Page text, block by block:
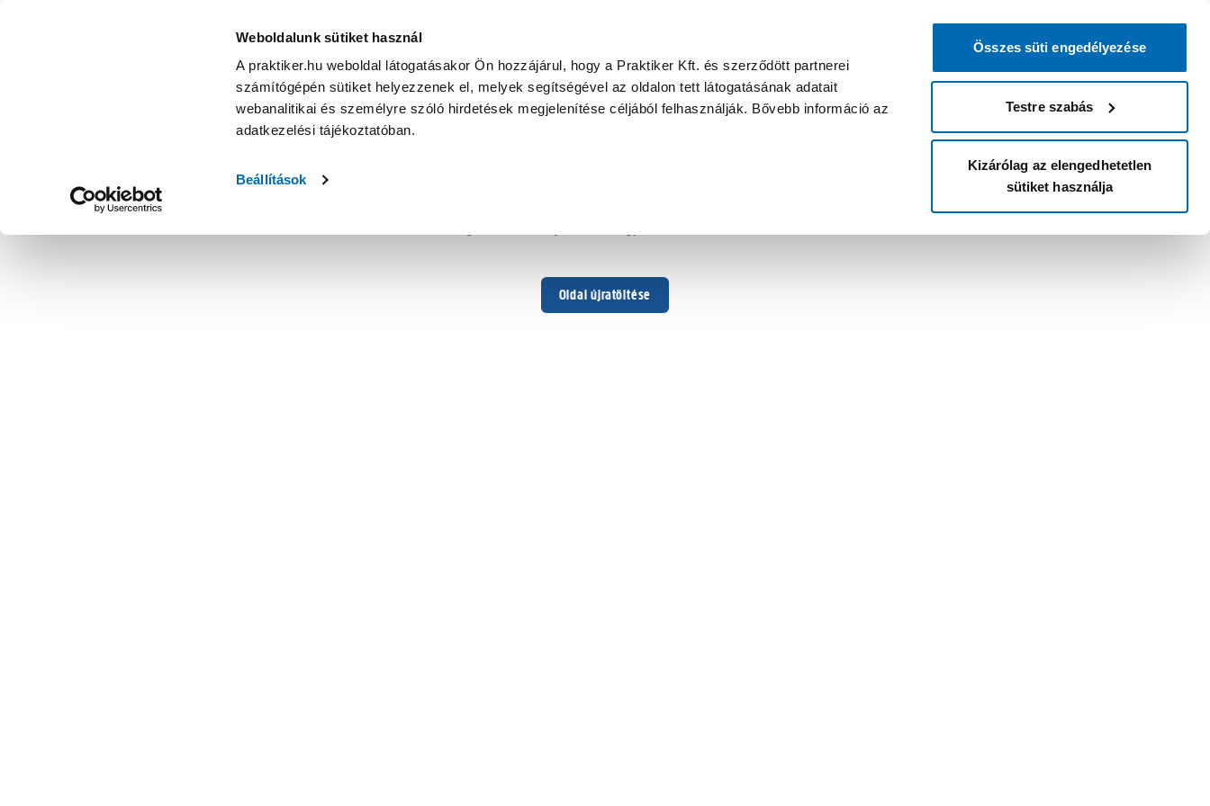
Weboldalunk sütiket használ
A praktiker.hu weboldal látogatásakor Ön hozzájárul, hogy a Praktiker Kft. és szerződött partnerei
számítógépén sütiket helyezzenek el, melyek segítségével az oldalon tett látogatásának adatait
webanalitikai és személyre szóló hirdetések megjelenítése céljából felhasználják. Bővebb információ az
adatkezelési tájékoztatóban.
Beállítások
Összes süti engedélyezése
Testre szabás
Kizárólag az elengedhetetlen
sütiket használja
Oldal újratöltése